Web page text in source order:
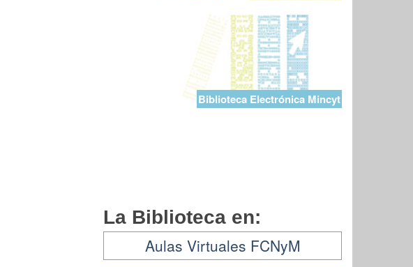
Biblioteca Electrónica Mincyt
La Biblioteca en:
Aulas Virtuales FCNyM